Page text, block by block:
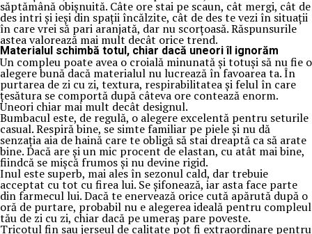
săptămână obișnuită. Câte ore stai pe scaun, cât mergi, cât de
des intri și ieși din spații încălzite, cât de des te vezi în situații
în care vrei să pari aranjată, dar nu scorțoasă. Răspunsurile
astea valorează mai mult decât orice trend.
Materialul schimbă totul, chiar dacă uneori îl ignorăm
Un compleu poate avea o croială minunată și totuși să nu fie o
alegere bună dacă materialul nu lucrează în favoarea ta. În
purtarea de zi cu zi, textura, respirabilitatea și felul în care
țesătura se comportă după câteva ore contează enorm.
Uneori chiar mai mult decât designul.
Bumbacul este, de regulă, o alegere excelentă pentru seturile
casual. Respiră bine, se simte familiar pe piele și nu dă
senzația aia de haină care te obligă să stai dreaptă ca să arate
bine. Dacă are și un mic procent de elastan, cu atât mai bine,
fiindcă se mișcă frumos și nu devine rigid.
Inul este superb, mai ales în sezonul cald, dar trebuie
acceptat cu tot cu firea lui. Se șifonează, iar asta face parte
din farmecul lui. Dacă te enervează orice cută apărută după o
oră de purtare, probabil nu e alegerea ideală pentru compleul
tău de zi cu zi, chiar dacă pe umeraș pare poveste.
Tricotul fin sau jerseul de calitate pot fi extraordinare pentru